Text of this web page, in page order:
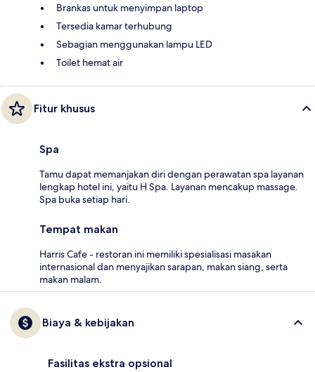
Brankas untuk menyimpan laptop
Tersedia kamar terhubung
Sebagian menggunakan lampu LED
Toilet hemat air
Fitur khusus
Spa
Tamu dapat memanjakan diri dengan perawatan spa layanan
lengkap hotel ini, yaitu H Spa. Layanan mencakup massage.
Spa buka setiap hari.
Tempat makan
Harris Cafe - restoran ini memiliki spesialisasi masakan
internasional dan menyajikan sarapan, makan siang, serta
makan malam.
Biaya & kebijakan
Fasilitas ekstra opsional